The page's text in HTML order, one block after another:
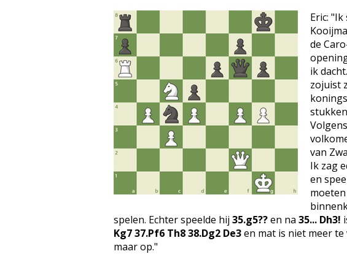
Eric:
de
ik
zojuist
van
Ik zag
en
spelen. Echter speelde hij 35.g5??en na 35... Dh3!
Kg7 37.Pf6 Th8 38.Dg2 De3en mat is niet meer te
maar op."